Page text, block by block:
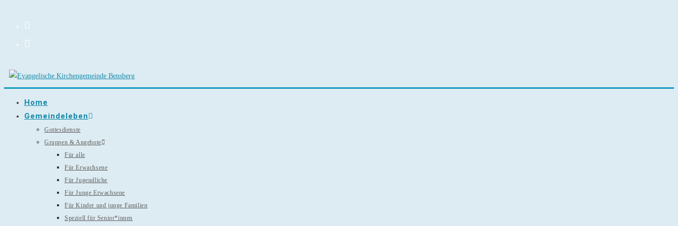
Home
Gemeindeleben
Gottesdienste
Gruppen & Angebote
Für alle
Für Erwachsene
Für Jugendliche
Für Junge Erwachsene
Für Kinder und junge Familien
Speziell für Senior*innen